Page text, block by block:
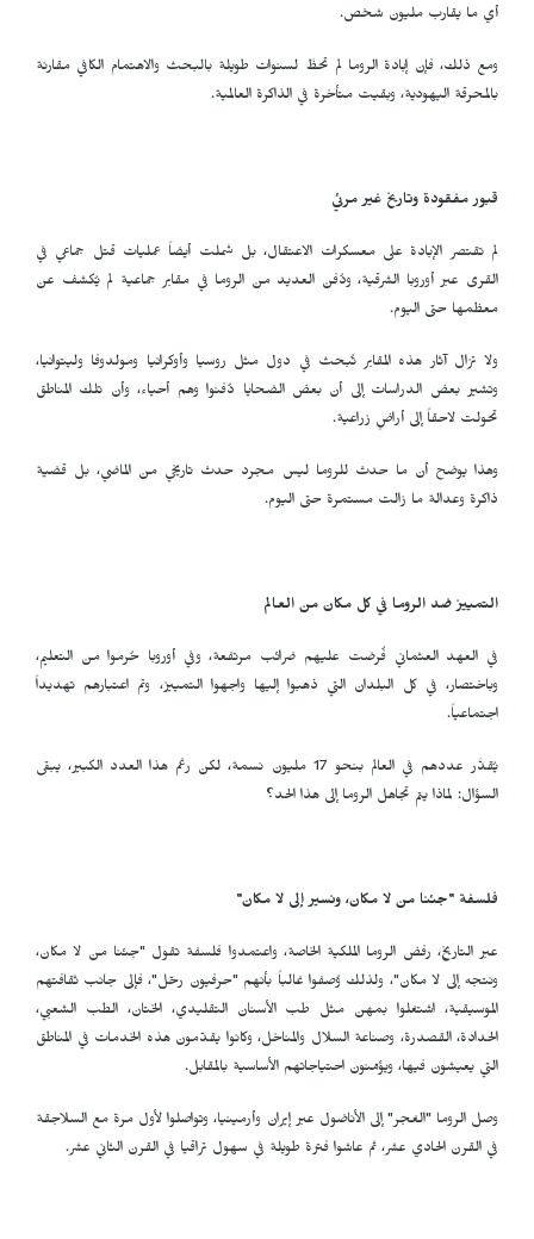
أي ما يقارب مليون شخص.
ومع ذلك، فإن إبادة الروما لم تحظَ لسنوات طويلة بالبحث والاهتمام الكافي مقارنة
بالمحرقة اليهودية، وبقيت متأخرة في الذاكرة العالمية.
قبور مفقودة وتاريخ غير مرئي
لم تقتصر الإبادة على معسكرات الاعتقال، بل شملت أيضاً عمليات قتل جماعي في
القرى عبر أوروبا الشرقية، ودُفن العديد من الروما في مقابر جماعية لم يُكشف عن
معظمها حتى اليوم.
ولا تزال آثار هذه المقابر تُبحث في دول مثل روسيا وأوكرانيا ومولدوفا وليتوانيا،
وتشير بعض الدراسات إلى أن بعض الضحايا دُفنوا وهم أحياء، وأن تلك المناطق
تحولت لاحقاً إلى أراضٍ زراعية.
وهذا يوضح أن ما حدث للروما ليس مجرد حدث تاريخي من الماضي، بل قضية
ذاكرة وعدالة ما زالت مستمرة حتى اليوم.
التمييز ضد الروما في كل مكان من العالم
في العهد العثماني فُرضت عليهم ضرائب مرتفعة، وفي أوروبا حُرموا من التعليم،
وباختصار، في كل البلدان التي ذهبوا إليها واجهوا التمييز، وتم اعتبارهم تهديداً
اجتماعياً.
يُقدَّر عددهم في العالم بنحو 17 مليون نسمة، لكن رغم هذا العدد الكبير، يبقى
السؤال: لماذا يتم تجاهل الروما إلى هذا الحد؟
فلسفة "جئنا من لا مكان، ونسير إلى لا مكان"
عبر التاريخ، رفض الروما الملكية الخاصة، واعتمدوا فلسفة تقول "جئنا من لا مكان،
ونتجه إلى لا مكان"، ولذلك وُصفوا غالباً بأنهم "حرفيون رحّل"، فإلى جانب ثقافتهم
الموسيقية، اشتغلوا بمهن مثل طب الأسنان التقليدي، الختان، الطب الشعبي،
الحدادة، القصدرة، وصناعة السلال والمناخل، وكانوا يقدّمون هذه الخدمات في المناطق
التي يعيشون فيها، ويؤمّنون احتياجاتهم الأساسية بالمقابل.
وصل الروما "الغجر" إلى الأناضول عبر إيران وأرمينيا، وتواصلوا لأول مرة مع السلاجقة
في القرن الحادي عشر، ثم عاشوا فترة طويلة في سهول تراقيا في القرن الثاني عشر.